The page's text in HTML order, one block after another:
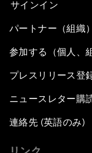
サインイン
パートナー（組織
参加する（個人、
プレスリリース登
ニュースレター購
連絡先 (英語のみ)